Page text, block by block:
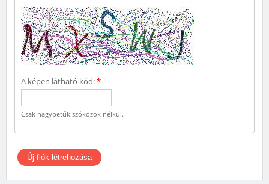
A képen látható kód:*
Csak nagybetűk szóközök nélkül.